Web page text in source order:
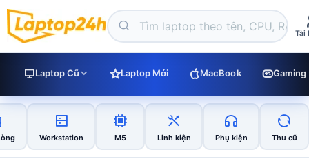
Tài
Laptop Cũ Laptop Mới MacBook Gaming
Workstation M5 Linh kiện Phụ kiện Thu cũ